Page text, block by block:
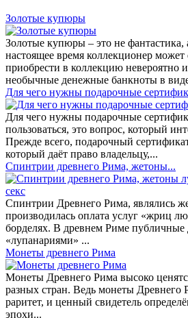
Золотые купюры
Золотые купюры – это не фантастика,
настоящее время коллекционер может
приобрести в коллекцию невероятно
необычные денежные банкноты в
​Для чего нужны подарочные
Для чего нужны подарочные
пользоваться, это вопрос, который
Прежде всего, подарочный
который даёт право владельцу,...
Спинтрии древнего Рима, жетоны...
Спинтрии Древнего Рима, являлись
производилась оплата услуг «жриц
борделях. В древнем Риме публичные
«лупанариями» ...
Монеты древнего Рима
Монеты Древнего Рима высоко
разных стран. Ведь монеты Древнего
раритет, и ценный свидетель
эпохи...